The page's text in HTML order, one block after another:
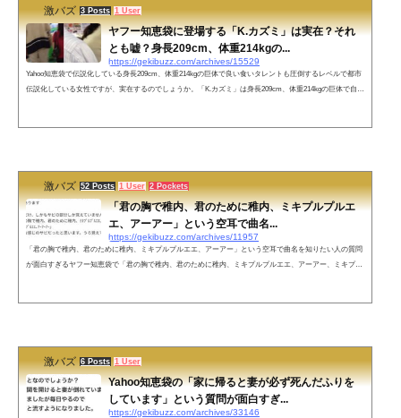
激バズ 3 Posts 1 User
ヤフー知恵袋に登場する「K.カズミ」は実在？それ
とも嘘？身長209cm、体重214kgの...
https://gekibuzz.com/archives/15529
Yahoo知恵袋で伝説化している身長209cm、体重214kgの巨体で良い食いタレントも圧倒するレベルで都市
伝説化している女性ですが、実在するのでしょうか。「K.カズミ」は身長209cm、体重214kgの巨体で自動
激バズ 52 Posts 1 User 2 Pockets
「君の胸で稚内、君のために稚内、ミキプルプルエ
エ、アーアー」という空耳で曲名...
https://gekibuzz.com/archives/11957
「君の胸で稚内、君のために稚内、ミキプルプルエエ、アーアー」という空耳で曲名を知りたい人の質問
が面白すぎるヤフー知恵袋で「君の胸で稚内、君のために稚内、ミキプルプルエエ、アーアー、ミキプル
激バズ 6 Posts 1 User
Yahoo知恵袋の「家に帰ると妻が必ず死んだふりを
しています」という質問が面白すぎ...
https://gekibuzz.com/archives/33146